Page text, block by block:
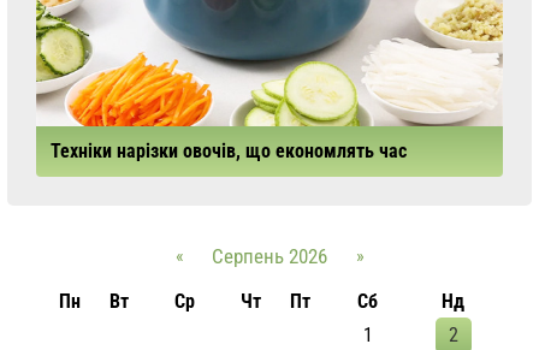
Техніки нарізки овочів, що економлять час
« Серпень 2026
»
Пн
Вт Ср Чт Пт Сб
Нд
1
2